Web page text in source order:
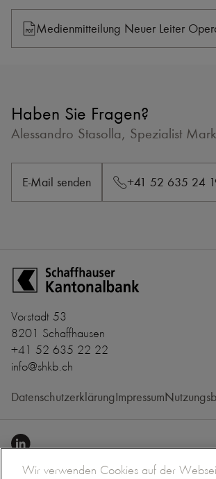
Medienmitteilung Neuer Leiter
Haben Sie Fragen?
Alessandro Stasolla, Spezialist
E-Mail senden +41 52 635 24
Vorstadt 53
8201 Schaffhausen
+41 52 635 22 22
info@shkb.ch
DatenschutzerklärungImpressum
Wir verwenden Cookies auf der